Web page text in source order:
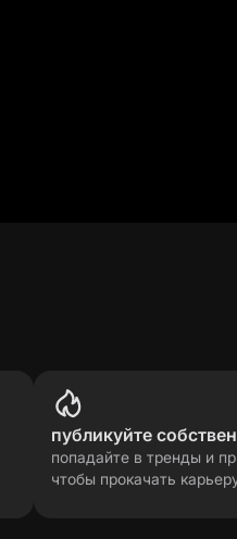
публикуйте
попадайте в тренды и
чтобы прокачать